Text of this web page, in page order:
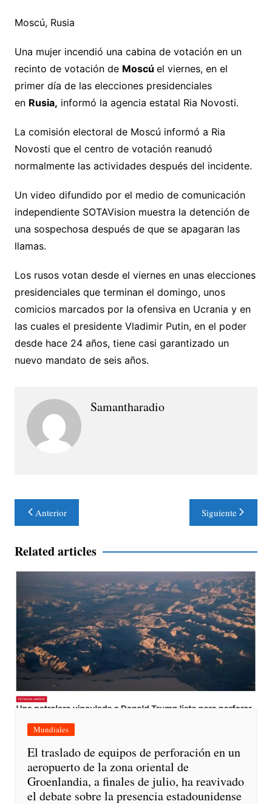
Moscú, Rusia
Una mujer incendió una cabina de votación en un
recinto de votación de Moscú el viernes, en el
primer día de las elecciones presidenciales
en Rusia, informó la agencia estatal Ria Novosti.
La comisión electoral de Moscú informó a Ria
Novosti que el centro de votación reanudó
normalmente las actividades después del incidente.
Un video difundido por el medio de comunicación
independiente SOTAVision muestra la detención de
una sospechosa después de que se apagaran las
llamas.
Los rusos votan desde el viernes en unas elecciones
presidenciales que terminan el domingo, unos
comicios marcados por la ofensiva en Ucrania y en
las cuales el presidente Vladimir Putin, en el poder
desde hace 24 años, tiene casi garantizado un
nuevo mandato de seis años.
Samantharadio
Navegación
de
entradas
Anterior Siguiente
Related articles
Mundiales
El traslado de equipos de perforación en un
aeropuerto de la zona oriental de
Groenlandia, a finales de julio, ha reavivado
el debate sobre la presencia estadounidense